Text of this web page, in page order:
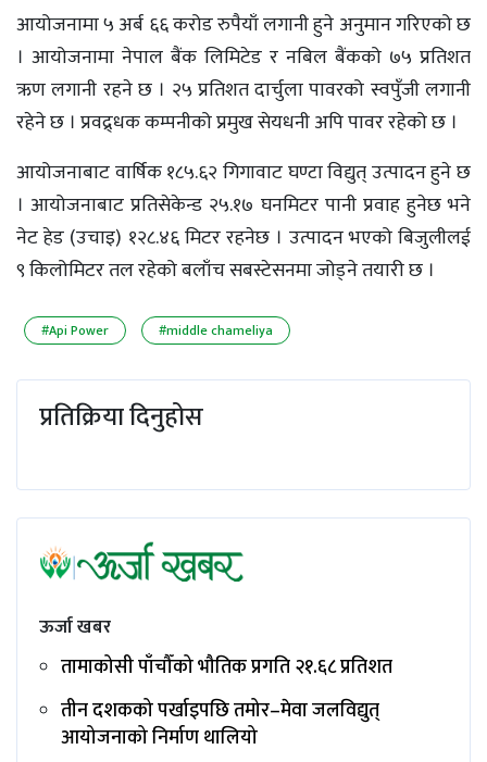
आयोजनामा ५ अर्ब ६६ करोड रुपैयाँ लगानी हुने अनुमान गरिएको छ
। आयोजनामा नेपाल बैंक लिमिटेड र नबिल बैंकको ७५ प्रतिशत
ऋण लगानी रहने छ । २५ प्रतिशत दार्चुला पावरको स्वपुँजी लगानी
रहेने छ । प्रवद्र्धक कम्पनीको प्रमुख सेयधनी अपि पावर रहेको छ ।
आयोजनाबाट वार्षिक १८५.६२ गिगावाट घण्टा विद्युत् उत्पादन हुने छ
। आयोजनाबाट प्रतिसेकेन्ड २५.१७ घनमिटर पानी प्रवाह हुनेछ भने
नेट हेड (उचाइ) १२८.४६ मिटर रहनेछ । उत्पादन भएको बिजुलीलई
९ किलोमिटर तल रहेको बलाँच सबस्टेसनमा जोड्ने तयारी छ ।
#Api Power #middle chameliya
प्रतिक्रिया दिनुहोस
ऊर्जा खबर
तामाकोसी पाँचौँको भौतिक प्रगति २१.६८ प्रतिशत
तीन दशकको पर्खाइपछि तमोर–मेवा जलविद्युत्
आयोजनाको निर्माण थालियो